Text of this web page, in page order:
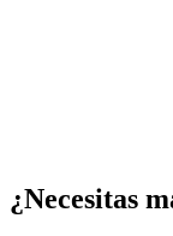
¿Necesitas